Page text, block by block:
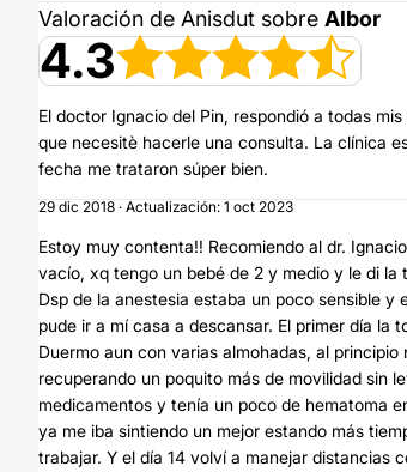
Valoración de Anisdut sobre Albor
4.3
El doctor Ignacio del Pin, respondió a todas
que necesitè hacerle una consulta. La clínica
fecha me trataron súper bien.
29 dic 2018 · Actualización: 1 oct 2023
Estoy muy contenta!! Recomiendo al dr.
vacío, xq tengo un bebé de 2 y medio y le di
Dsp de la anestesia estaba un poco sensible
pude ir a mí casa a descansar. El primer día la
Duermo aun con varias almohadas, al
recuperando un poquito más de movilidad sin
medicamentos y tenía un poco de hematoma
ya me iba sintiendo un mejor estando más
trabajar. Y el día 14 volví a manejar distancias